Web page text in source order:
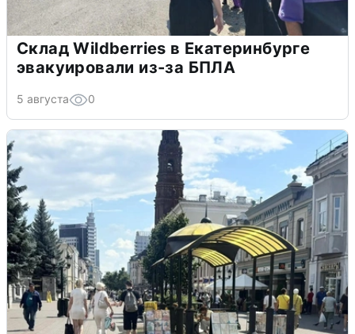
Склад Wildberries в Екатеринбурге
эвакуировали из-за БПЛА
5 августа 0